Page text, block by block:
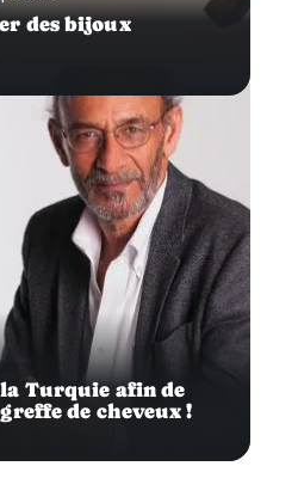
des bijoux
Turquie afin de
de cheveux !